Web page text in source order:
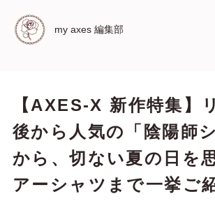
my axes 編集部
【AXES‐X 新作特集】
後から人気の「陰陽師
から、切ない夏の日を
アーシャツまで一挙ご